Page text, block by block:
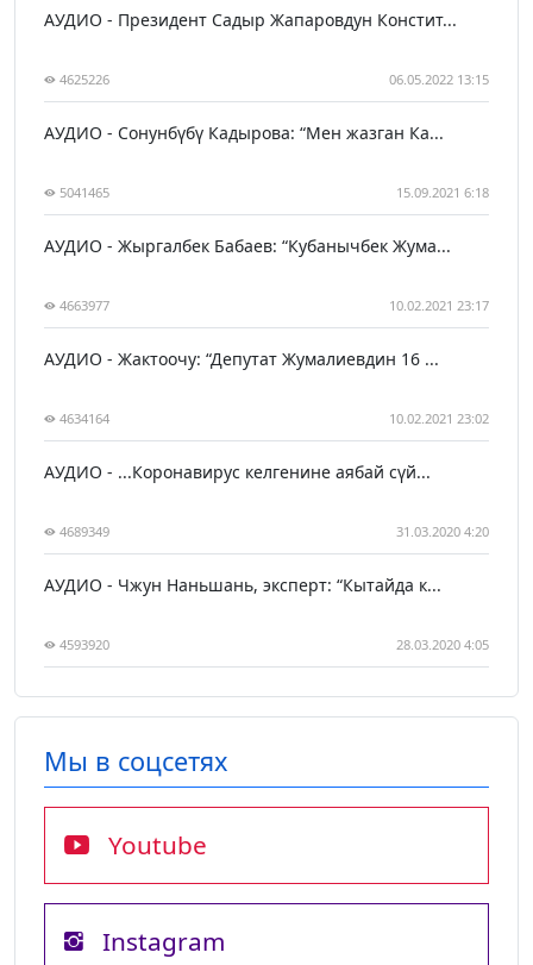
АУДИО - Президент Садыр Жапаровдун Констит...
4625226 06.05.2022 13:15
АУДИО - Сонунбүбү Кадырова: “Мен жазган Ка...
5041465 15.09.2021 6:18
АУДИО - Жыргалбек Бабаев: “Кубанычбек Жума...
4663977 10.02.2021 23:17
АУДИО - Жактоочу: “Депутат Жумалиевдин 16 ...
4634164 10.02.2021 23:02
АУДИО - ...Коронавирус келгенине аябай сүй...
4689349 31.03.2020 4:20
АУДИО - Чжун Наньшань, эксперт: “Кытайда к...
4593920 28.03.2020 4:05
Мы в соцсетях
Youtube
Instagram